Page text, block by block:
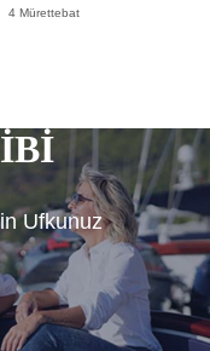
4 Mürettebat
Ufkunuz